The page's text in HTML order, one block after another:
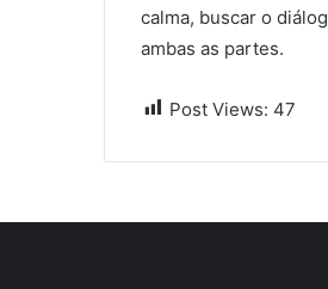
calma, buscar o
ambas as partes.
Post Views: 47